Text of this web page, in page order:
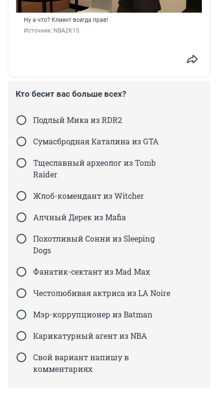
Ну а что? Клиент всегда прав!
Источник: NBA2K15
Кто бесит вас больше всех?
Подлый Мика из RDR2
Сумасбродная Каталина из GTA
Тщеславный археолог из Tomb
Raider
Жлоб-комендант из Witcher
Алчный Дерек из Mafia
Похотливый Сонни из Sleeping
Dogs
Фанатик-сектант из Mad Max
Честолюбивая актриса из LA Noire
Мэр-коррупционер из Batman
Карикатурный агент из NBA
Свой вариант напишу в
комментариях